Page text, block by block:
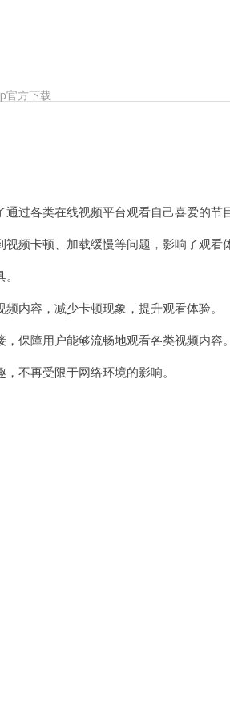
官方下载
各类在线视频平台观看自己喜爱的节目
卡顿、加载缓慢等问题，影响了观看体
容，减少卡顿现象，提升观看体验。
障用户能够流畅地观看各类视频内容。
不再受限于网络环境的影响。